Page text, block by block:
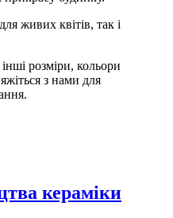
живих квітів, так і
розміри, кольори
з нами для
кераміки